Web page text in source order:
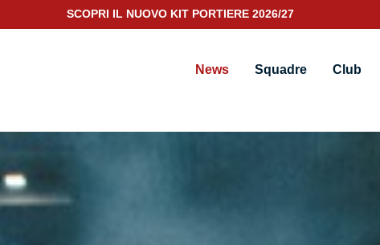
SCOPRI IL NUOVO KIT PORTIERE 2026/27
SUMMER SALE: SCOPRI I PRODOTTTI IN PROMO FINO AL -50%
News Squadre Club